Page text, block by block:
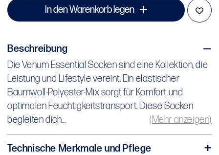
In den Warenkorb legen
Beschreibung
Die Venum Essential Socken sind eine Kollektion, die
Leistung und Lifestyle vereint. Ein elastischer
Baumwoll-Polyester-Mix sorgt für Komfort und
optimalen Feuchtigkeitstransport. Diese Socken
begleiten dich täglich. Erhältlich in verschiedenen
Längen und Farben – perfekt abgestimmt auf deine
Bedürfnisse.
Die Venum Essential Socken sind eine Kollektion, die
Leistung und Lifestyle vereint. Ein elastischer
Baumwoll-Polyester-Mix sorgt für Komfort und
optimalen Feuchtigkeitstransport. Diese Socken
begleiten dich...
(Mehr anzeigen)
Technische Merkmale und Pflege